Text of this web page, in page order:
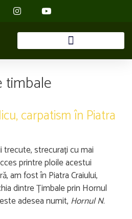
timbale
carpatism în Piatra
trecute, strecurați cu mai
printre ploile acestui
am fost în Piatra Craiului,
dintre Țimbale prin Hornul
adesea numit, Hornul N.